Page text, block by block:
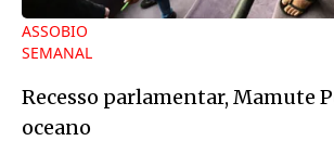
ASSOBIO
SEMANAL
Recesso parlamentar, Mamute
oceano